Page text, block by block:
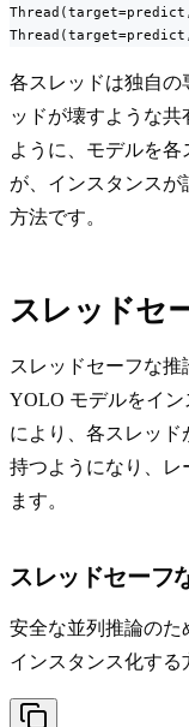
各スレッドは独自の
ッドが壊すような
ように、モデルを
が、インスタンス
方法です。
スレッドセ
スレッドセーフな
YOLO モデルをイ
により、各スレッ
持つようになり、レ
ます。
スレッドセーフ
安全な並列推論のた
インスタンス化する